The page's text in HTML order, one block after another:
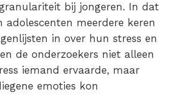
bij jongeren. In dat
adolescenten meerdere keren
in over hun stress en
de onderzoekers niet alleen
iemand ervaarde, maar
emoties kon